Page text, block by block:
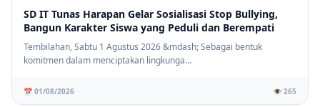
SD IT Tunas Harapan Gelar Sosialisasi Stop Bullying,
Bangun Karakter Siswa yang Peduli dan Berempati
Tembilahan, Sabtu 1 Agustus 2026 &mdash; Sebagai bentuk
komitmen dalam menciptakan lingkunga...
📅 01/08/2026 👁️ 265